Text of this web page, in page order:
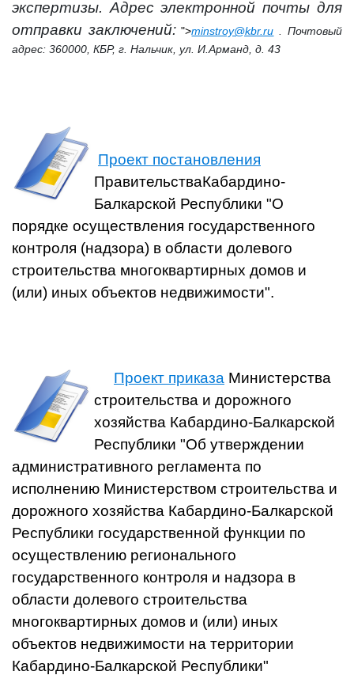
экспертизы. Адрес электронной почты для
отправки заключений: ">minstroy@kbr.ru
. Почтовый
адрес: 360000, КБР, г. Нальчик, ул. И.Арманд, д. 43
Проект постановления
ПравительстваКабардино-
Балкарской Республики "О
порядке осуществления государственного
контроля (надзора) в области долевого
строительства многоквартирных домов и
(или) иных объектов недвижимости".
Проект приказа Министерства
строительства и дорожного
хозяйства Кабардино-Балкарской
Республики "Об утверждении
административного регламента по
исполнению Министерством строительства и
дорожного хозяйства Кабардино-Балкарской
Республики государственной функции по
осуществлению регионального
государственного контроля и надзора в
области долевого строительства
многоквартирных домов и (или) иных
объектов недвижимости на территории
Кабардино-Балкарской Республики"